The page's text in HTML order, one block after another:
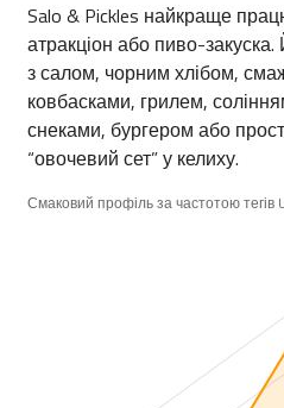
Salo & Pickles найкраще
атракціон або пиво-
з салом, чорним хлібом,
ковбасками, грилем,
снеками, бургером або
“овочевий сет” у келиху.
Смаковий профіль за частотою тегів